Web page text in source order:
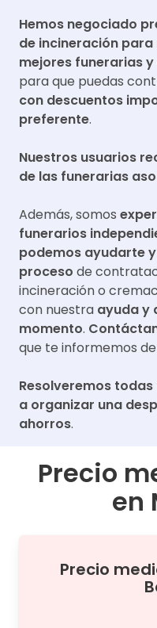
Hemos negociado
de incineración
mejores funerarias
para que puedas
con descuentos
preferente.
Nuestros usuarios
de las funerarias
Además, somos
funerarios
podemos ayudarte
proceso de
incineración o
con nuestra ayuda y
momento.
que te informemos
Resolveremos
a organizar una
ahorros.
Precio
en
Precio